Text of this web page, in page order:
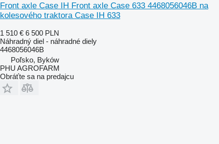
Front axle Case IH Front axle Case 633 4468056046B na
kolesového traktora Case IH 633
1 510 € 6 500 PLN
Náhradný diel - náhradné diely
4468056046B
Poľsko, Byków
PHU AGROFARM
Obráťte sa na predajcu